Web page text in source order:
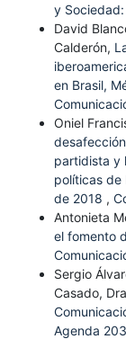
y
David
Calderón,
en Brasil,
Oniel
partidista y
políticas de
de 2018 ,
Antonieta
el fomento
Sergio
Casado,
Agenda